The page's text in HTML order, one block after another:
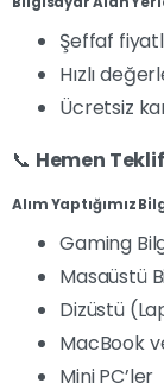
Şeffaf
Hızlı
Ücretsiz
📞 Hemen
Alım Yaptığımız
Gaming
Masaüstü
Dizüstü
MacBook
Mini PC’ler